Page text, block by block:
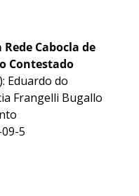
Cabocla de
Contestado
Eduardo do
Frangelli Bugallo
5